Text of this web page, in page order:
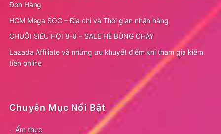
Đơn Hàng
HCM Mega SOC – Địa chỉ và Thời gian nhận hàng
CHUỖI SIÊU HỘI 8-8 – SALE HÈ BÙNG CHÁY
Lazada Affiliate và những ưu khuyết điểm khi tham gia kiếm
tiền online
Chuyên Mục Nổi Bật
Ẩm thực